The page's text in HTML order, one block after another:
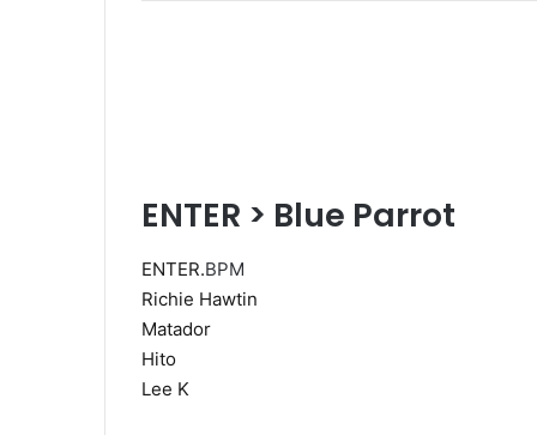
ENTER > Blue Parrot
ENTER.BPM
Richie Hawtin
Matador
Hito
Lee K